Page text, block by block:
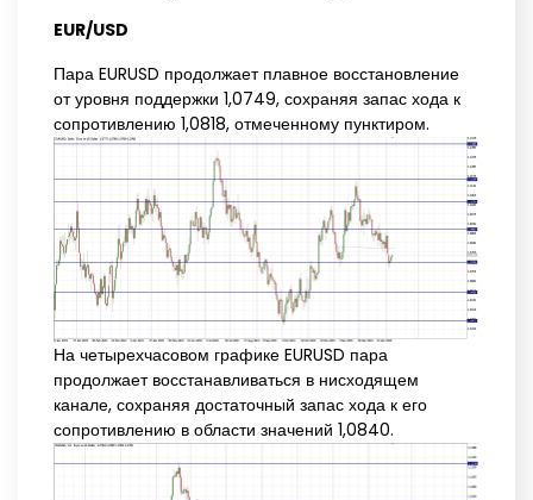
EUR/USD
Пара EURUSD продолжает плавное восстановление
от уровня поддержки 1,0749, сохраняя запас хода к
сопротивлению 1,0818, отмеченному пунктиром.
На четырехчасовом графике EURUSD пара
продолжает восстанавливаться в нисходящем
канале, сохраняя достаточный запас хода к его
сопротивлению в области значений 1,0840.